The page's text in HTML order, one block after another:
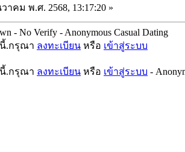
าคม พ.ศ. 2568, 13:17:20 »
- No Verify - Anonymous Casual Dating
.กรุณา ลงทะเบียน หรือ เข้าสู่ระบบ
.กรุณา ลงทะเบียน หรือ เข้าสู่ระบบ -